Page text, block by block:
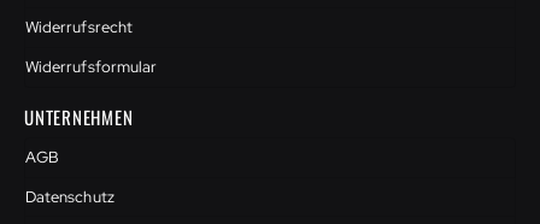
Widerrufsrecht
Widerrufsformular
UNTERNEHMEN
AGB
Datenschutz